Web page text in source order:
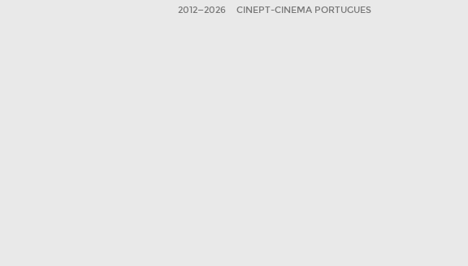
2012—2026 CINEPT-CINEMA PORTUGUES